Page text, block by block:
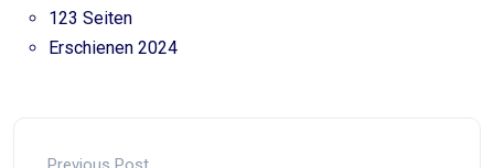
123 Seiten
Erschienen 2024